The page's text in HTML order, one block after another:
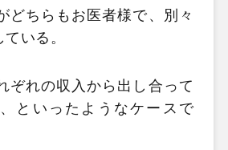
どちらもお医者様で、別々
いる。
ぞれの収入から出し合って
といったようなケースで